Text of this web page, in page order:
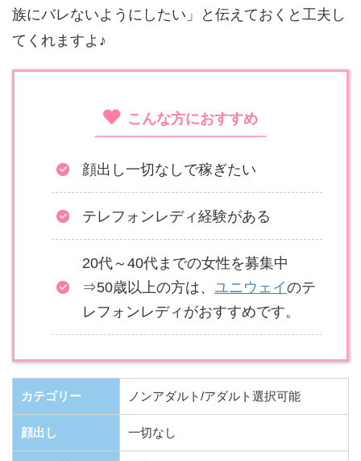
族にバレないようにしたい」と伝えておくと工夫し
てくれますよ♪
こんな方におすすめ
顔出し一切なしで稼ぎたい
テレフォンレディ経験がある
20代～40代までの女性を募集中
⇒50歳以上の方は、 ユニウェイのテ
レフォンレディがおすすめです。
カテゴリー ノンアダルト/アダルト選択可能
顔出し 一切なし